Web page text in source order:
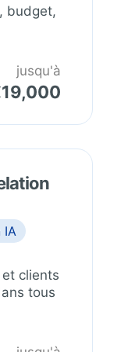
budget,
jusqu'à
IA
clients
tous